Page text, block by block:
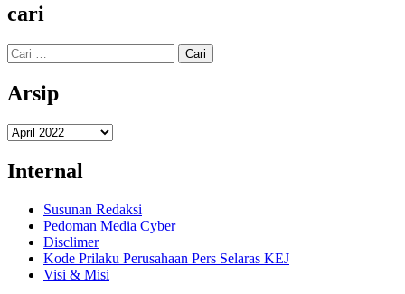
cari
Cari
untuk:
Arsip
Arsip
Internal
Susunan Redaksi
Pedoman Media Cyber
Disclimer
Kode Prilaku Perusahaan Pers Selaras KEJ
Visi & Misi